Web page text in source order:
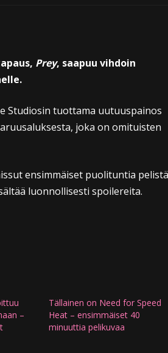
Prey, saapuu vihdoin
Studiosin tuottama uutuuspainos
joka on omituisten
ensimmäiset puolituntia pelistä
luonnollisesti spoilereita.
–
Tällainen on Need for Speed
Heat – ensimmäiset 40
minuuttia pelikuvaa